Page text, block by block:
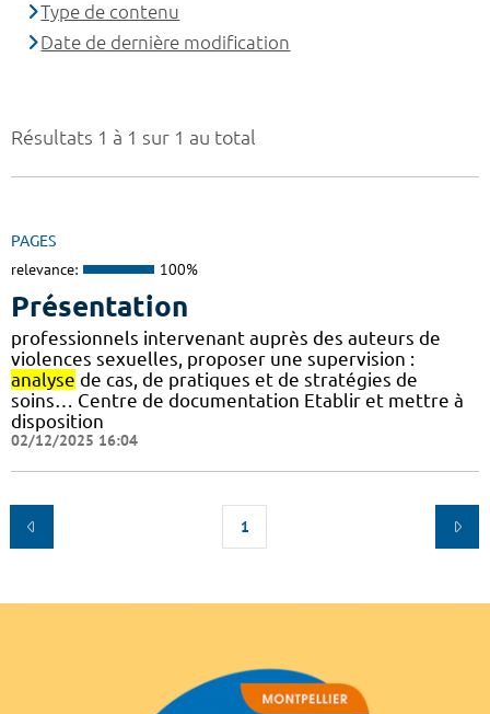
Résultats 1 à 1 sur 1 au total
PAGES
relevance: 100%
Présentation
professionnels intervenant auprès des auteurs de
violences sexuelles, proposer une supervision :
analyse de cas, de pratiques et de stratégies de
soins… Centre de documentation Etablir et mettre à
disposition
02/12/2025 16:04
1
Type de contenu
Date de dernière modification